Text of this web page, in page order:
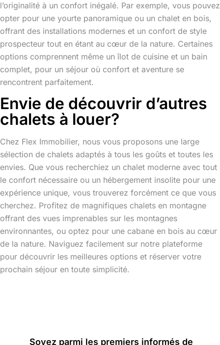
l’originalité à un confort inégalé. Par exemple, vous pouvez
opter pour une yourte panoramique ou un chalet en bois,
offrant des installations modernes et un confort de style
prospecteur tout en étant au cœur de la nature. Certaines
options comprennent même un îlot de cuisine et un bain
complet, pour un séjour où confort et aventure se
rencontrent parfaitement.
Envie de découvrir d’autres
chalets à louer?
Chez Flex Immobilier, nous vous proposons une large
sélection de chalets adaptés à tous les goûts et toutes les
envies. Que vous recherchiez un chalet moderne avec tout
le confort nécessaire ou un hébergement insolite pour une
expérience unique, vous trouverez forcément ce que vous
cherchez. Profitez de magnifiques chalets en montagne
offrant des vues imprenables sur les montagnes
environnantes, ou optez pour une cabane en bois au cœur
de la nature. Naviguez facilement sur notre plateforme
pour découvrir les meilleures options et réserver votre
prochain séjour en toute simplicité.
Soyez parmi les premiers informés de